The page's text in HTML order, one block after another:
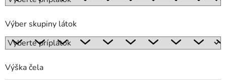
Výber skupiny látok
Výška čela